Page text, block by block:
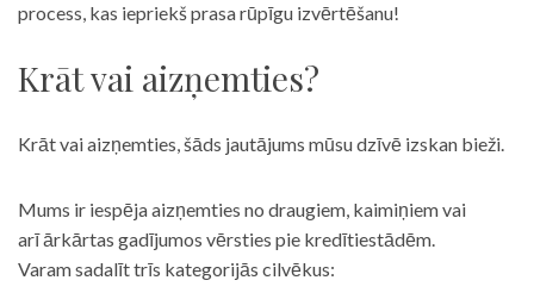
process, kas iepriekš prasa rūpīgu izvērtēšanu!
Krāt vai aizņemties?
Krāt vai aizņemties, šāds jautājums mūsu dzīvē izskan bieži.
Mums ir iespēja aizņemties no draugiem, kaimiņiem vai
arī ārkārtas gadījumos vērsties pie kredītiestādēm.
Varam sadalīt trīs kategorijās cilvēkus: